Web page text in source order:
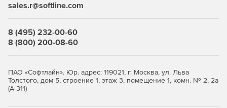
sales.r@softline.com
8 (495) 232-00-60
8 (800) 200-08-60
ПАО «Софтлайн». Юр. адрес: 119021, г. Москва, ул. Льва
Толстого, дом 5, строение 1, этаж 3, помещение 1, комн. № 2, 2а
(А-311)